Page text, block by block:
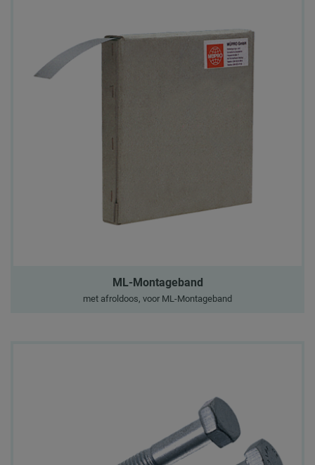
ML-Montageband
met afroldoos, voor ML-Montageband